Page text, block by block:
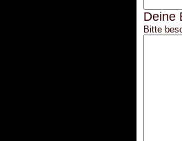
Deine
Bitte